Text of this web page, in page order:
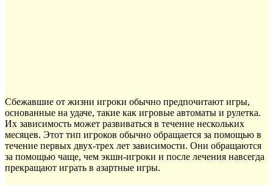
Сбежавшие от жизни игроки обычно предпочитают игры,
основанные на удаче, такие как игровые автоматы и рулетка.
Их зависимость может развиваться в течение нескольких
месяцев. Этот тип игроков обычно обращается за помощью в
течение первых двух-трех лет зависимости. Они обращаются
за помощью чаще, чем экшн-игроки и после лечения навсегда
прекращают играть в азартные игры.